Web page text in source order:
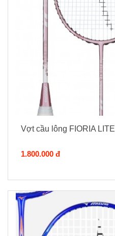
Vợt cầu lông FIORIA LITE
1.800.000 đ